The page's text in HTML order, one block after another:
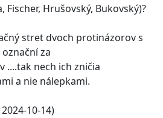
Fischer, Hrušovský, Bukovský)?
stret dvoch protinázorov s
za
....tak nech ich zničia
a nie nálepkami.
10-14)